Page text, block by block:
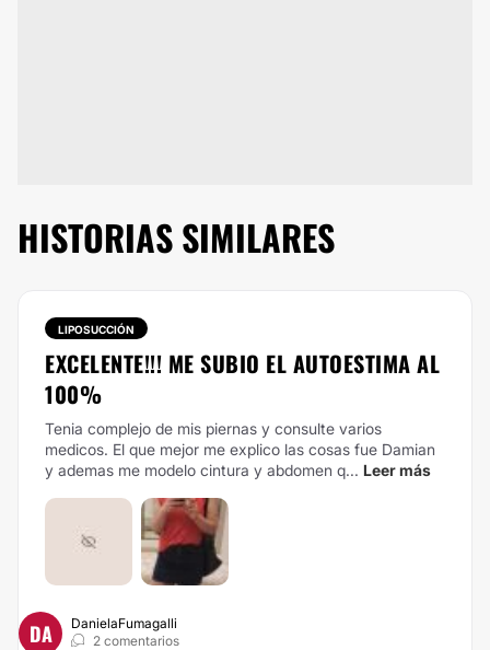
HISTORIAS SIMILARES
LIPOSUCCIÓN
EXCELENTE!!! ME SUBIO EL AUTOESTIMA AL
100%
Tenia complejo de mis piernas y consulte varios
medicos. El que mejor me explico las cosas fue Damian
y ademas me modelo cintura y abdomen q... Leer más
DA
DanielaFumagalli
2 comentarios